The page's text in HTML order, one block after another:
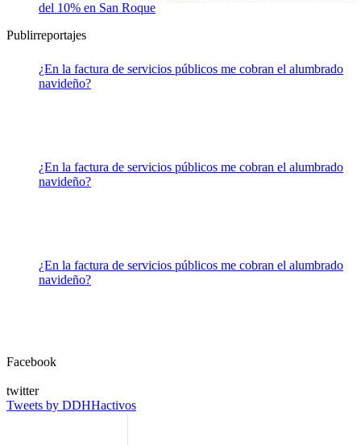
del 10% en San Roque
Publirreportajes
¿En la factura de servicios públicos me cobran el alumbrado
navideño?
¿En la factura de servicios públicos me cobran el alumbrado
navideño?
¿En la factura de servicios públicos me cobran el alumbrado
navideño?
Facebook
twitter
Tweets by DDHHactivos